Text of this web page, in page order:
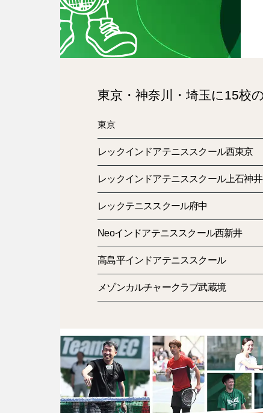
東京・神奈川・埼玉に15校
東京
レックインドアテニススクール西東京
レックインドアテニススクール上石神井
レックテニススクール府中
Neoインドアテニススクール西新井
高島平インドアテニススクール
メゾンカルチャークラブ武蔵境